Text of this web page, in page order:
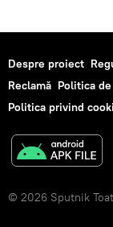
Despre proiect
Reclamă Politica
Politica privind
© 2026 Sputnik